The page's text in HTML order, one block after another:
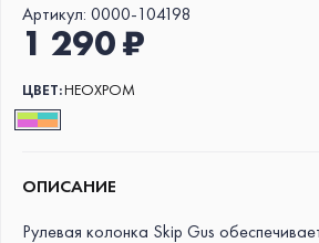
Артикул: 0000-104198
1 290 ₽
ЦВЕТ:НЕОХРОМ
ОПИСАНИЕ
Рулевая колонка Skip Gus